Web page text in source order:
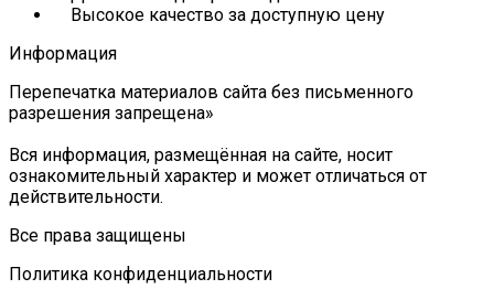
Высокое качество за доступную цену
Информация
Перепечатка материалов сайта без письменного
разрешения запрещена»
Вся информация, размещённая на сайте, носит
ознакомительный характер и может отличаться от
действительности.
Все права защищены
Политика конфиденциальности